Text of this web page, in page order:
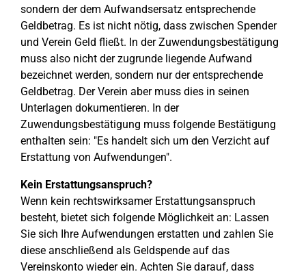
sondern der dem Aufwandsersatz entsprechende
Geldbetrag. Es ist nicht nötig, dass zwischen Spender
und Verein Geld fließt. In der Zuwendungsbestätigung
muss also nicht der zugrunde liegende Aufwand
bezeichnet werden, sondern nur der entsprechende
Geldbetrag. Der Verein aber muss dies in seinen
Unterlagen dokumentieren. In der
Zuwendungsbestätigung muss folgende Bestätigung
enthalten sein: "Es handelt sich um den Verzicht auf
Erstattung von Aufwendungen".
Kein Erstattungsanspruch?
Wenn kein rechtswirksamer Erstattungsanspruch
besteht, bietet sich folgende Möglichkeit an: Lassen
Sie sich Ihre Aufwendungen erstatten und zahlen Sie
diese anschließend als Geldspende auf das
Vereinskonto wieder ein. Achten Sie darauf, dass